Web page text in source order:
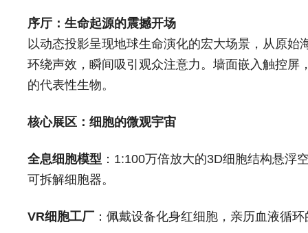
序厅：生命起源的震撼开场
以动态投影呈现地球生命演化的宏大场景，从原始
环绕声效，瞬间吸引观众注意力。墙面嵌入触控屏
的代表性生物。
核心展区：细胞的微观宇宙
全息细胞模型 ：1:100万倍放大的3D细胞结构悬浮
可拆解细胞器。
VR细胞工厂 ：佩戴设备化身红细胞，亲历血液循环